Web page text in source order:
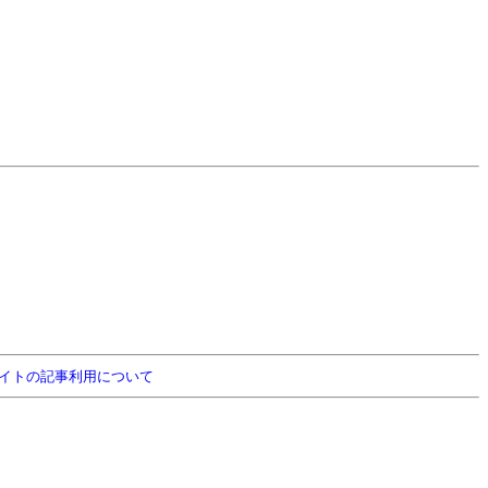
トの記事利用について